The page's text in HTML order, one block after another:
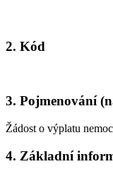
2. Kód
3. Pojmenování
Žádost o výplatu
4. Základní